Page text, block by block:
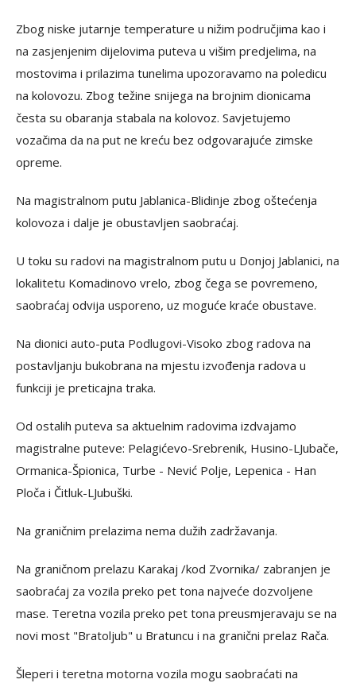
Zbog niske jutarnje temperature u nižim područjima kao i
na zasjenjenim dijelovima puteva u višim predjelima, na
mostovima i prilazima tunelima upozoravamo na poledicu
na kolovozu. Zbog težine snijega na brojnim dionicama
česta su obaranja stabala na kolovoz. Savjetujemo
vozačima da na put ne kreću bez odgovarajuće zimske
opreme.
Na magistralnom putu Jablanica-Blidinje zbog oštećenja
kolovoza i dalje je obustavljen saobraćaj.
U toku su radovi na magistralnom putu u Donjoj Jablanici, na
lokalitetu Komadinovo vrelo, zbog čega se povremeno,
saobraćaj odvija usporeno, uz moguće kraće obustave.
Na dionici auto-puta Podlugovi-Visoko zbog radova na
postavljanju bukobrana na mjestu izvođenja radova u
funkciji je preticajna traka.
Od ostalih puteva sa aktuelnim radovima izdvajamo
magistralne puteve: Pelagićevo-Srebrenik, Husino-LJubače,
Ormanica-Špionica, Turbe - Nević Polje, Lepenica - Han
Ploča i Čitluk-LJubuški.
Na graničnim prelazima nema dužih zadržavanja.
Na graničnom prelazu Karakaj /kod Zvornika/ zabranjen je
saobraćaj za vozila preko pet tona najveće dozvoljene
mase. Teretna vozila preko pet tona preusmjeravaju se na
novi most "Bratoljub" u Bratuncu i na granični prelaz Rača.
Šleperi i teretna motorna vozila mogu saobraćati na